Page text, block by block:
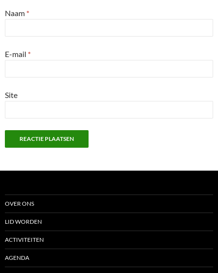
Naam *
E-mail *
Site
OVER ONS
LID WORDEN
ACTIVITEITEN
AGENDA